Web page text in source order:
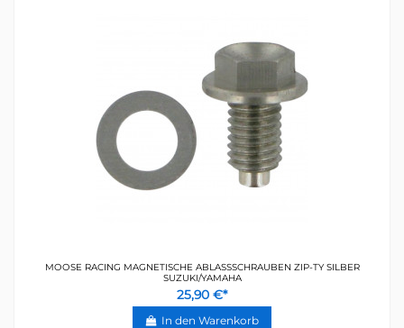
MOOSE RACING MAGNETISCHE ABLASSSCHRAUBEN ZIP-TY SILBER
SUZUKI/YAMAHA
25,90 €*
In den Warenkorb